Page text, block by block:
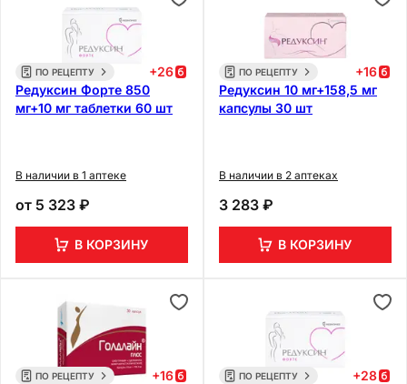
ПО РЕЦЕПТУ +26
Редуксин Форте 850
мг+10 мг таблетки 60 шт
В наличии в 1 аптеке
от 5 323 ₽
В КОРЗИНУ
ПО РЕЦЕПТУ +16
Редуксин 10 мг+158,5 мг
капсулы 30 шт
В наличии в 2 аптеках
3 283 ₽
В КОРЗИНУ
ПО РЕЦЕПТУ +16
ПО РЕЦЕПТУ +28